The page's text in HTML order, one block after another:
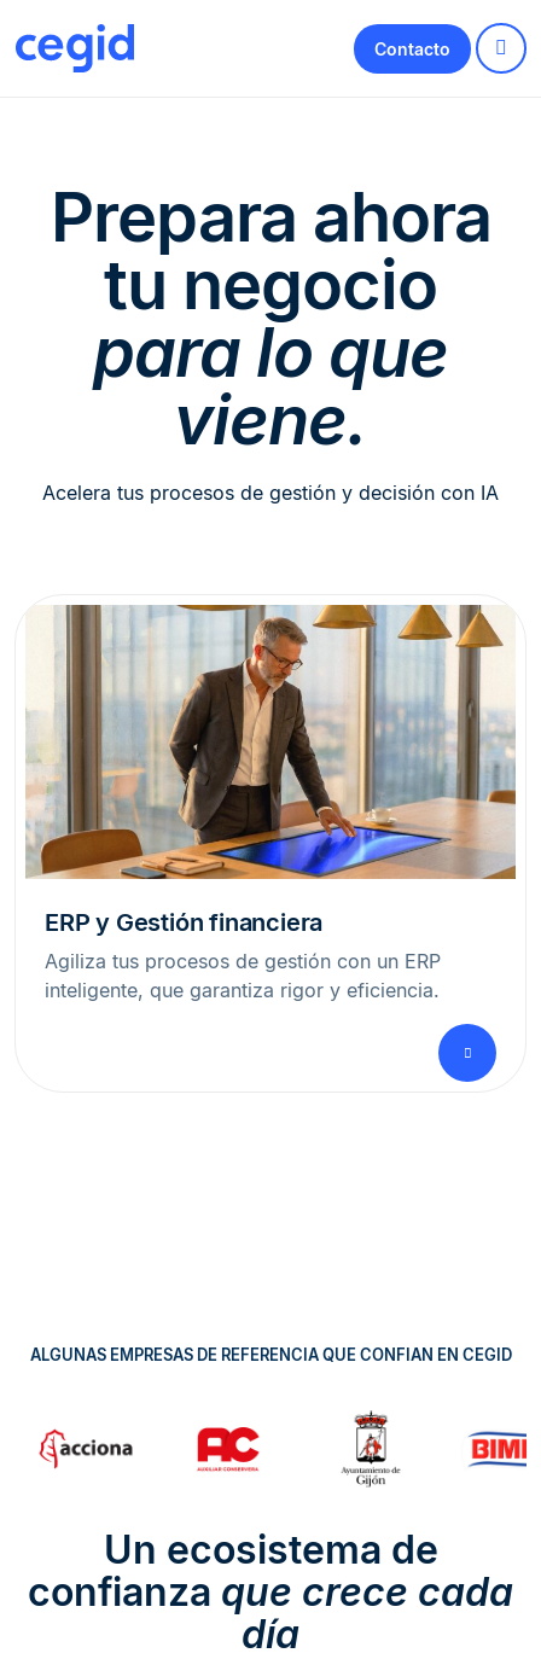
Contacto
Prepara ahora
tu negocio
para lo que
viene.
Acelera tus procesos de gestión y decisión con IA
ERP y Gestión financiera
Agiliza tus procesos de gestión con un ERP
inteligente, que garantiza rigor y eficiencia.
ALGUNAS EMPRESAS DE REFERENCIA QUE CONFIAN EN CEGID
Un ecosistema de
confianza que crece cada
día